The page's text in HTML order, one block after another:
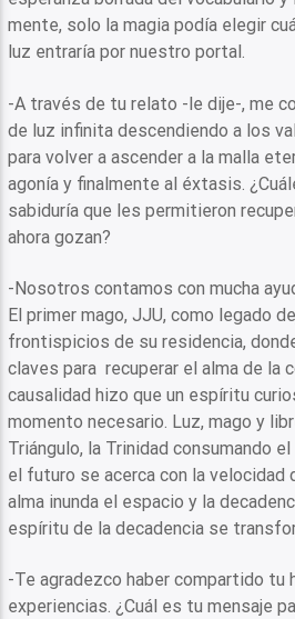
mente, solo la magia podía elegir
luz entraría por nuestro portal.
-A través de tu relato -le dije-, me
de luz infinita descendiendo a los
para volver a ascender a la malla
agonía y finalmente al éxtasis.
sabiduría que les permitieron
ahora gozan?
-Nosotros contamos con mucha
El primer mago, JJU, como legado
frontispicios de su residencia,
claves para recuperar el alma de la
causalidad hizo que un espíritu
momento necesario. Luz, mago y
Triángulo, la Trinidad consumando
el futuro se acerca con la velocidad
alma inunda el espacio y la
espíritu de la decadencia se
-Te agradezco haber compartido tu
experiencias. ¿Cuál es tu mensaje